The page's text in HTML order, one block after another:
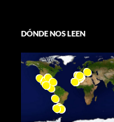
DÓNDE NOS LEEN